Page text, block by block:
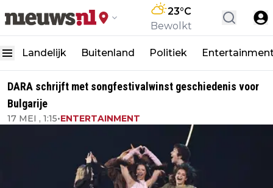
23°C
Bewolkt
Landelijk Buitenland Politiek
DARA schrijft met songfestivalwinst geschiedenis voor
Bulgarije
17 MEI , 1:15•ENTERTAINMENT